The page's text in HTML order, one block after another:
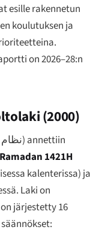
esille rakennetun
koulutuksen ja
on 2026–28:n
(2000)
نظام) annettiin
1421H
kalenterissa) ja
Laki on
järjestetty 16